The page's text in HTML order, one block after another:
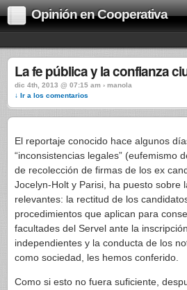
Opinión en Cooperativa
La fe pública y la confianza
dic 4th, 2013 @ 07:15 am › manola
↓ Ir a los comentarios
El reportaje conocido hace algunos
“inconsistencias legales” (eufemismo
de recolección de firmas de los ex
Jocelyn-Holt y Parisi, ha puesto sobre
relevantes: la rectitud de los
procedimientos que aplican para
facultades del Servel ante la
independientes y la conducta de los
como sociedad, les hemos conferido.
Como si esto no fuera suficiente,